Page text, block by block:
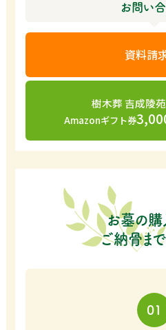
お問い
資料請
樹木葬 吉成陵
Amazonギフト券
お墓の購
ご納骨ま
01